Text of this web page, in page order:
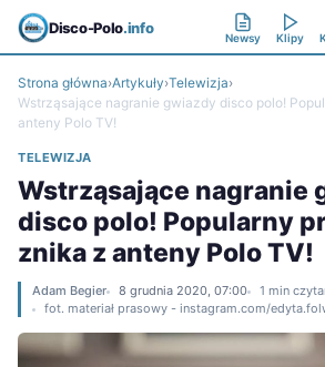
Disco-Polo.info
Newsy Klipy
Strona główna›Artykuły›Telewizja›
Wstrząsające nagranie gwiazdy disco polo!
anteny Polo TV!
TELEWIZJA
Wstrząsające nagranie
disco polo! Popularny
znika z anteny Polo TV!
Adam Begier 8 grudnia 2020, 07:00
1 min
fot. materiał prasowy - instagram.com/